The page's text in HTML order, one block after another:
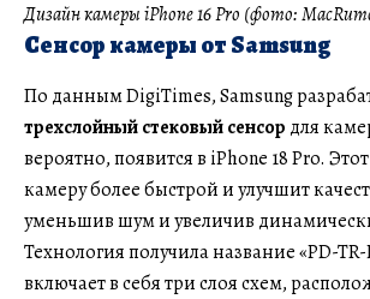
Дизайн камеры iPhone 16 Pro (фото:
Сенсор камеры от Samsung
По данным DigiTimes, Samsung
трехслойный стековый сенсор для
вероятно, появится в iPhone 18 Pro.
камеру более быстрой и улучшит
уменьшив шум и увеличив
Технология получила название «PD-
включает в себя три слоя схем,